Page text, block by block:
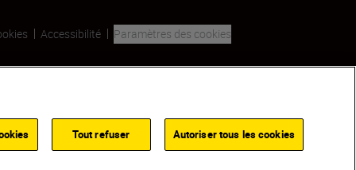
Accessibilité Paramètres des cookies
Tout refuser Autoriser tous les cookies